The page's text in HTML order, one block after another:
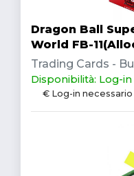
Dragon Ball
World FB-
Trading Cards -
Disponibilità: Log-in
€ Log-in necessario